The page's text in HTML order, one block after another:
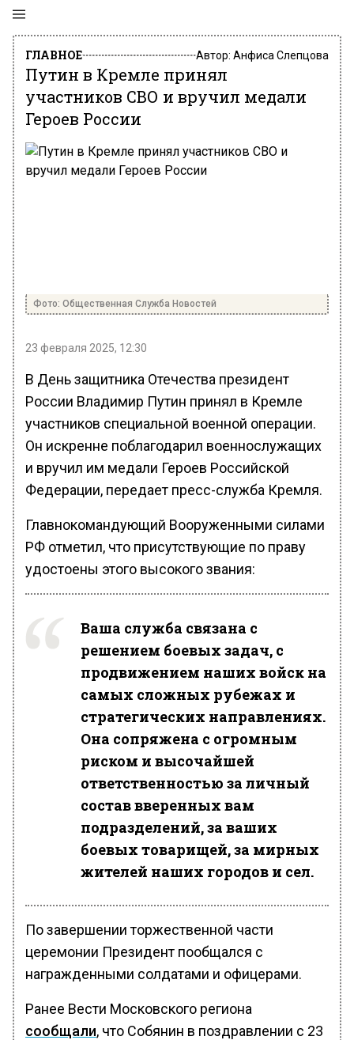
ГЛАВНОЕ Автор: Анфиса Слепцова
Путин в Кремле принял
участников СВО и вручил медали
Героев России
Фото: Общественная Служба Новостей
23 февраля 2025, 12:30
В День защитника Отечества президент
России Владимир Путин принял в Кремле
участников специальной военной операции.
Он искренне поблагодарил военнослужащих
и вручил им медали Героев Российской
Федерации, передает пресс-служба Кремля.
Главнокомандующий Вооруженными силами
РФ отметил, что присутствующие по праву
удостоены этого высокого звания:
Ваша служба связана с
решением боевых задач, с
продвижением наших войск на
самых сложных рубежах и
стратегических направлениях.
Она сопряжена с огромным
риском и высочайшей
ответственностью за личный
состав вверенных вам
подразделений, за ваших
боевых товарищей, за мирных
жителей наших городов и сел.
По завершении торжественной части
церемонии Президент пообщался с
награжденными солдатами и офицерами.
Ранее Вести Московского региона
сообщали, что Собянин в поздравлении с 23